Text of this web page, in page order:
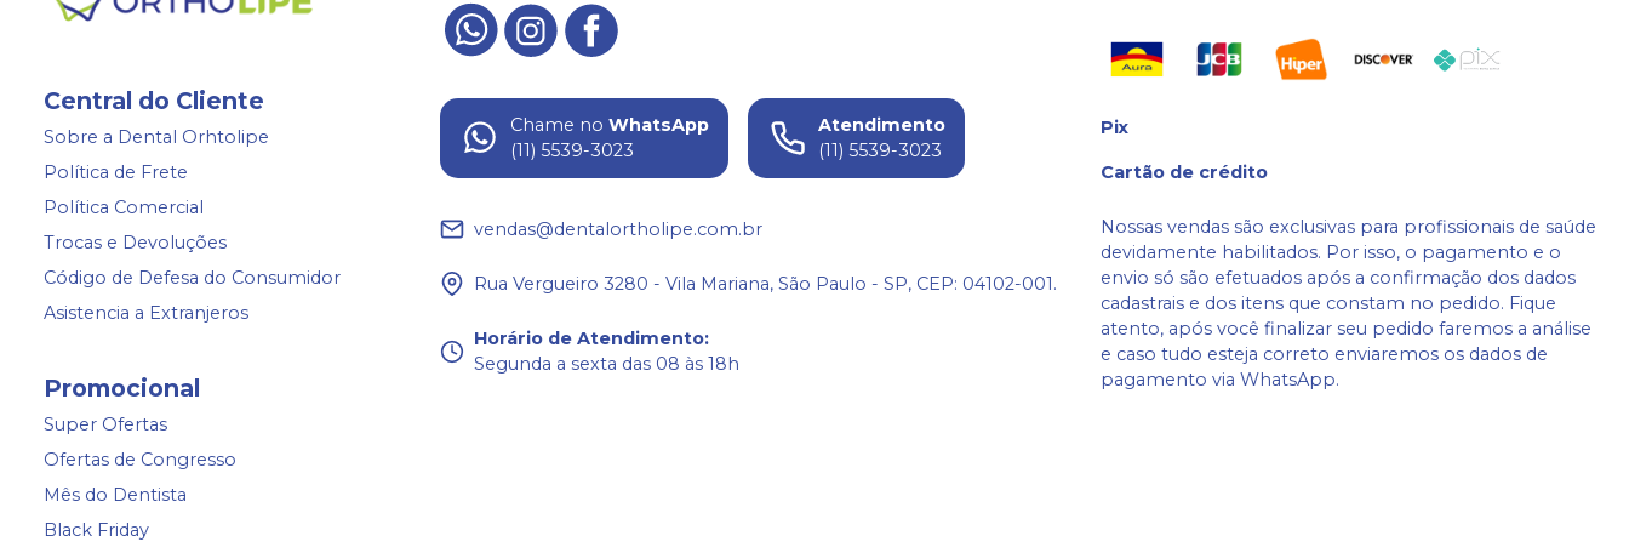
Central do Cliente
Sobre a Dental Orhtolipe
Política de Frete
Política Comercial
Trocas e Devoluções
Código de Defesa do Consumidor
Asistencia a Extranjeros
Promocional
Super Ofertas
Ofertas de Congresso
Mês do Dentista
Black Friday
Chame no WhatsApp
(11) 5539-3023
Atendimento
(11) 5539-3023
vendas@dentalortholipe.com.br
Rua Vergueiro 3280 - Vila Mariana, São Paulo - SP, CEP: 04102-001.
Horário de Atendimento:
Segunda a sexta das 08 às 18h
Pix
Cartão de crédito
Nossas vendas são exclusivas para profissionais de saúde
devidamente habilitados. Por isso, o pagamento e o
envio só são efetuados após a confirmação dos dados
cadastrais e dos itens que constam no pedido. Fique
atento, após você finalizar seu pedido faremos a análise
e caso tudo esteja correto enviaremos os dados de
pagamento via WhatsApp.